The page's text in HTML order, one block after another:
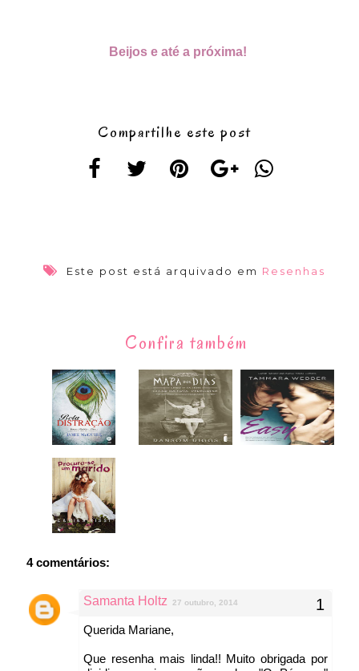
Beijos e até a próxima!
Compartilhe este post
Este post está arquivado em Resenhas
Confira também
4 comentários:
Samanta Holtz 27 outubro, 2014
Querida Mariane,
Que resenha mais linda!! Muito obrigada por